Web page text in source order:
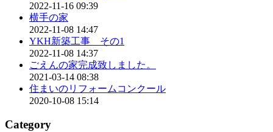
2022-11-16 09:39
横手の家
2022-11-08 14:47
YKH新築工事 その1
2022-11-08 14:37
ごえんの家完成致しました。
2021-03-14 08:38
住まいのリフォームコンクール
2020-10-08 15:14
Category